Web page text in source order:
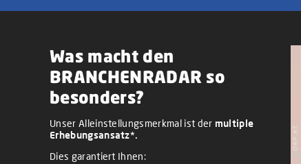
Was macht den
BRANCHENRADAR so
besonders?
Unser Alleinstellungsmerkmal ist der multiple
Erhebungsansatz*.
Dies garantiert Ihnen: